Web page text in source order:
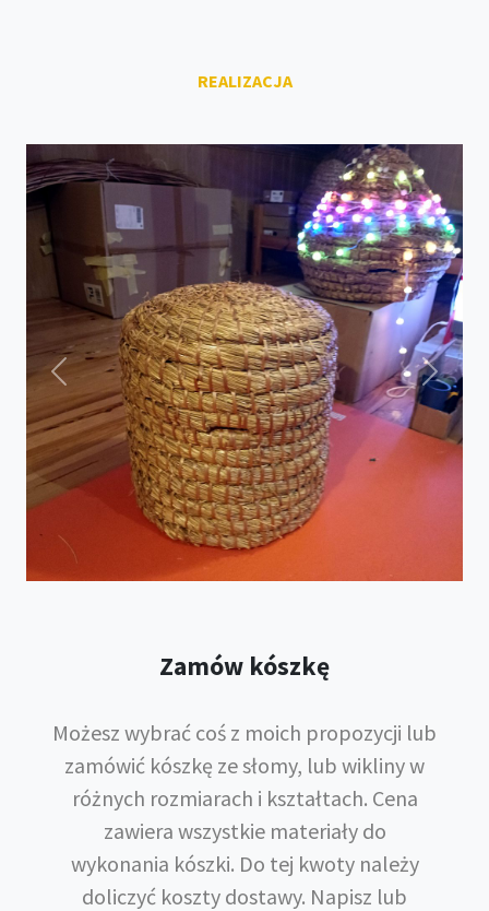
REALIZACJA
Previous Next
Zamów kószkę
Możesz wybrać coś z moich propozycji lub
zamówić kószkę ze słomy, lub wikliny w
różnych rozmiarach i kształtach. Cena
zawiera wszystkie materiały do
wykonania kószki. Do tej kwoty należy
doliczyć koszty dostawy. Napisz lub